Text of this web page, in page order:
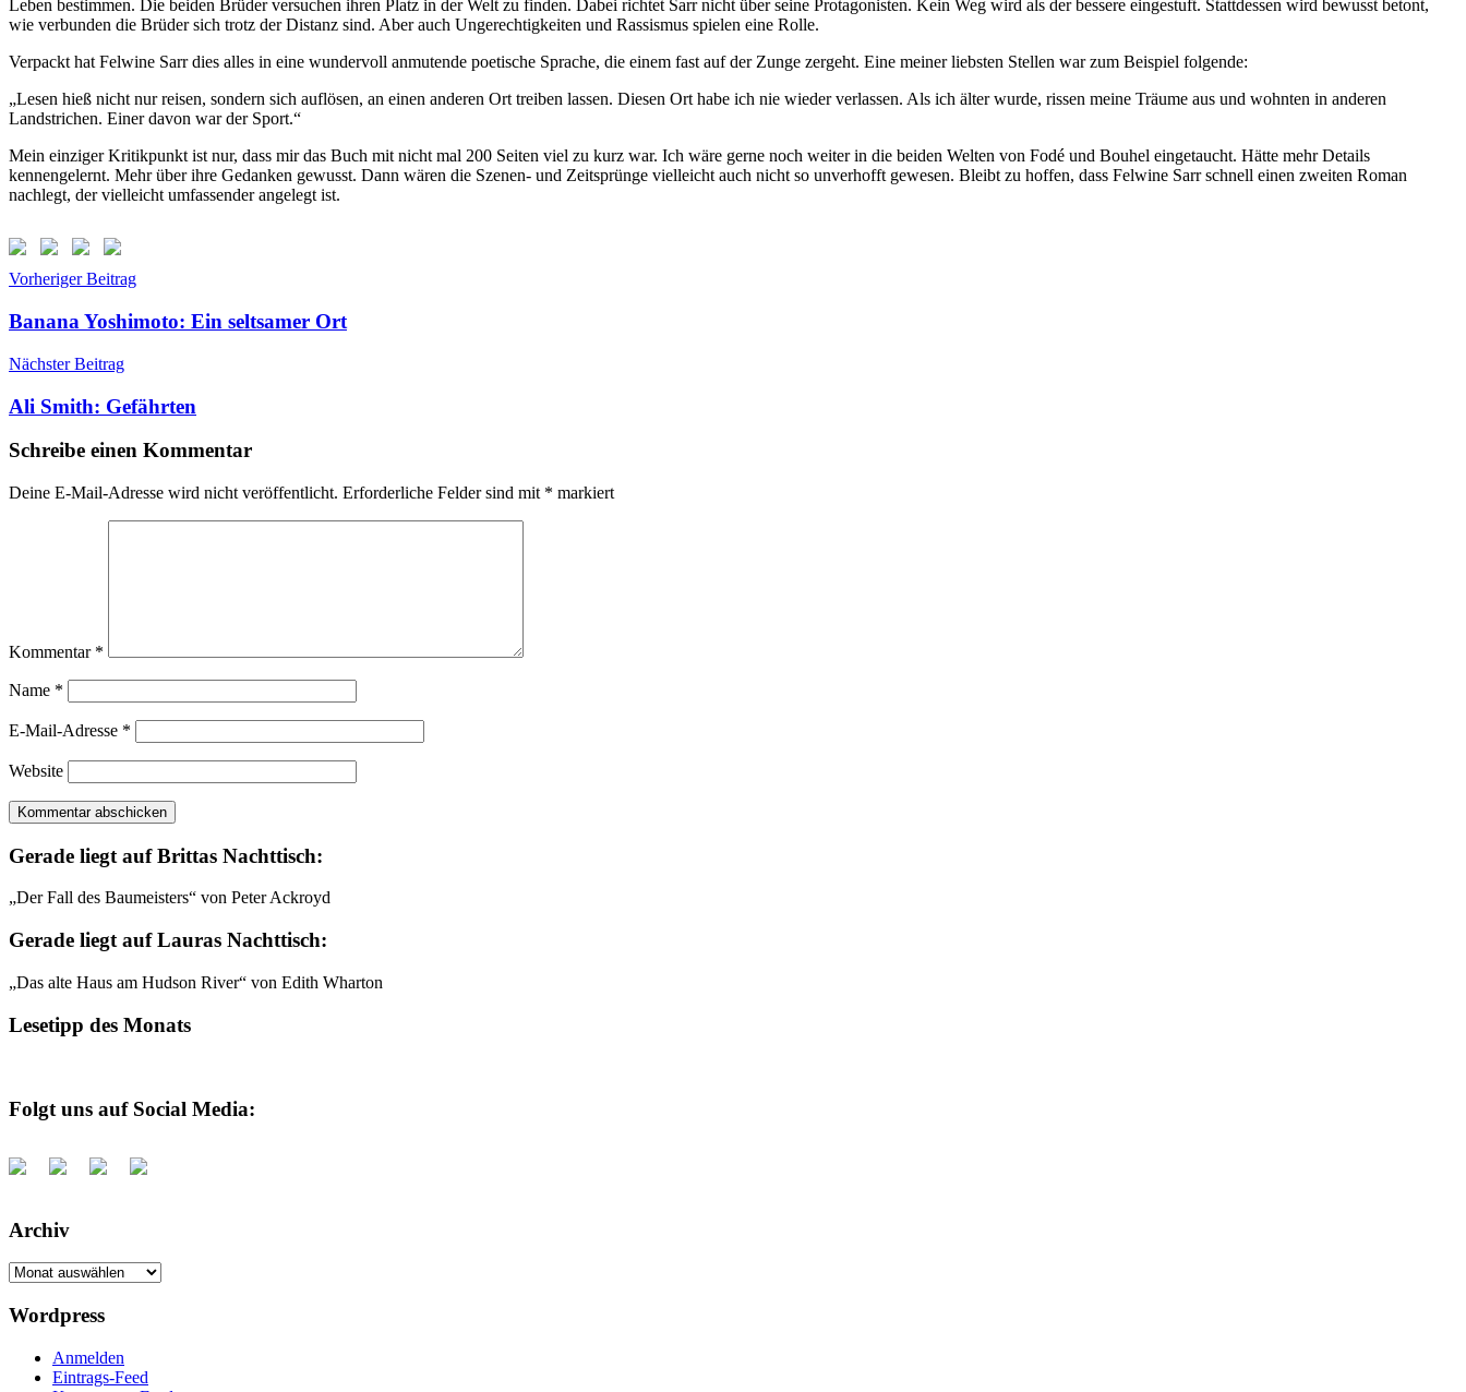
Leben bestimmen. Die beiden Brüder versuchen ihren Platz in der Welt zu finden. Dabei richtet Sarr nicht über seine Protagonisten. Kein Weg wird als der bessere eingestuft. Stattdessen wird bewusst betont,
wie verbunden die Brüder sich trotz der Distanz sind. Aber auch Ungerechtigkeiten und Rassismus spielen eine Rolle.
Verpackt hat Felwine Sarr dies alles in eine wundervoll anmutende poetische Sprache, die einem fast auf der Zunge zergeht. Eine meiner liebsten Stellen war zum Beispiel folgende:
„Lesen hieß nicht nur reisen, sondern sich auflösen, an einen anderen Ort treiben lassen. Diesen Ort habe ich nie wieder verlassen. Als ich älter wurde, rissen meine Träume aus und wohnten in anderen
Landstrichen. Einer davon war der Sport.“
Mein einziger Kritikpunkt ist nur, dass mir das Buch mit nicht mal 200 Seiten viel zu kurz war. Ich wäre gerne noch weiter in die beiden Welten von Fodé und Bouhel eingetaucht. Hätte mehr Details
kennengelernt. Mehr über ihre Gedanken gewusst. Dann wären die Szenen- und Zeitsprünge vielleicht auch nicht so unverhofft gewesen. Bleibt zu hoffen, dass Felwine Sarr schnell einen zweiten Roman
nachlegt, der vielleicht umfassender angelegt ist.
Schlagwörter:
Sarr
Beitragsnavigation
Vorheriger Beitrag
Banana Yoshimoto: Ein seltsamer Ort
Nächster Beitrag
Ali Smith: Gefährten
Schreibe einen Kommentar
Deine E-Mail-Adresse wird nicht veröffentlicht. Erforderliche Felder sind mit * markiert
Kommentar *
Name *
E-Mail-Adresse *
Website
Gerade liegt auf Brittas Nachttisch:
„Der Fall des Baumeisters“ von Peter Ackroyd
Gerade liegt auf Lauras Nachttisch:
„Das alte Haus am Hudson River“ von Edith Wharton
Lesetipp des Monats
Folgt uns auf Social Media:
Archiv
Archiv
Wordpress
Anmelden
Eintrags-Feed